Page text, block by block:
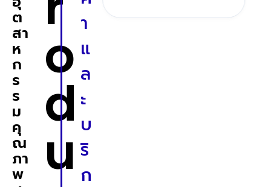
ต
สา
ห
ก
ร
ร
ม
คุ
ณ
ภา
พ
o
d
u
า
แ
ล
ะ
บ
ริ
ก